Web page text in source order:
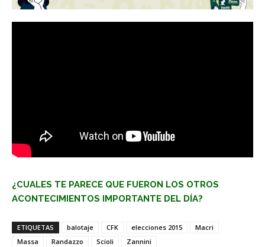
¿CUALES TE PARECE QUE FUERON LOS OTROS
ACONTECIMIENTOS IMPORTANTE DEL DÍA?
ETIQUETAS balotaje CFK elecciones 2015
Macri
Massa
Randazzo Scioli Zannini